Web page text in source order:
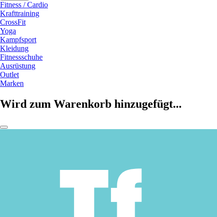
Fitness / Cardio
Krafttraining
CrossFit
Yoga
Kampfsport
Kleidung
Fitnessschuhe
Ausrüstung
Outlet
Marken
Wird zum Warenkorb hinzugefügt...